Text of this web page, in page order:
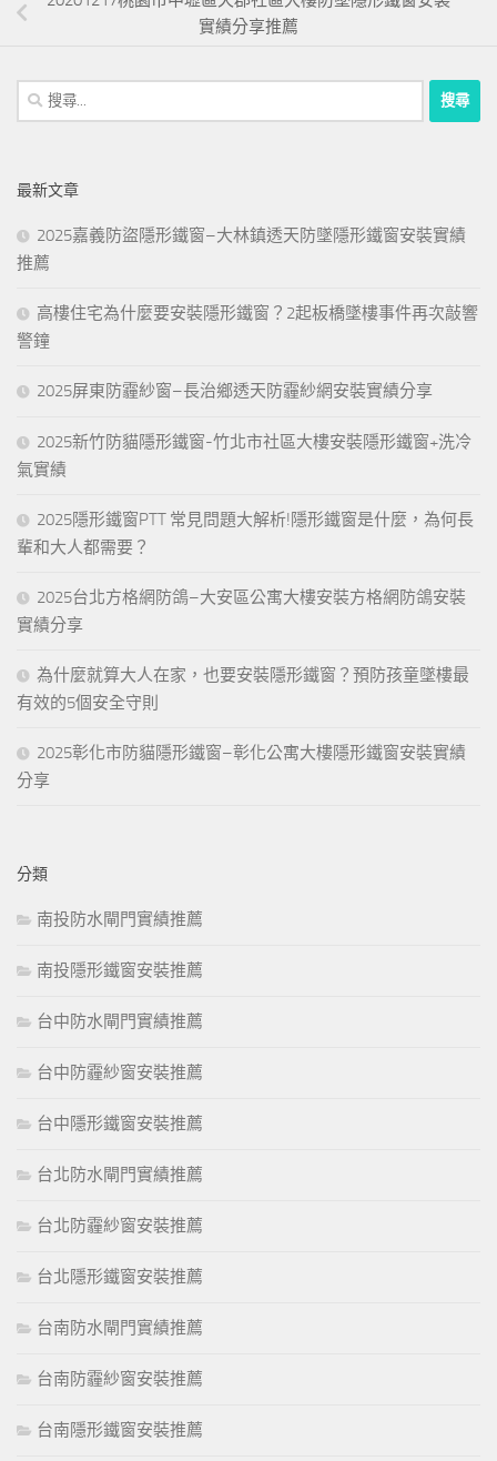
實績分享推薦
搜
尋
字:
最新文章
2025嘉義防盜隱形鐵窗–大林鎮透天防墜隱形鐵窗安裝實績
推薦
高樓住宅為什麼要安裝隱形鐵窗？2起板橋墜樓事件再次敲響
警鐘
2025屏東防霾紗窗–長治鄉透天防霾紗網安裝實績分享
2025新竹防貓隱形鐵窗-竹北市社區大樓安裝隱形鐵窗+洗冷
氣實績
2025隱形鐵窗PTT 常見問題大解析!隱形鐵窗是什麼，為何長
輩和大人都需要？
2025台北方格網防鴿–大安區公寓大樓安裝方格網防鴿安裝
實績分享
為什麼就算大人在家，也要安裝隱形鐵窗？預防孩童墜樓最
有效的5個安全守則
2025彰化市防貓隱形鐵窗–彰化公寓大樓隱形鐵窗安裝實績
分享
分類
南投防水閘門實績推薦
南投隱形鐵窗安裝推薦
台中防水閘門實績推薦
台中防霾紗窗安裝推薦
台中隱形鐵窗安裝推薦
台北防水閘門實績推薦
台北防霾紗窗安裝推薦
台北隱形鐵窗安裝推薦
台南防水閘門實績推薦
台南防霾紗窗安裝推薦
台南隱形鐵窗安裝推薦